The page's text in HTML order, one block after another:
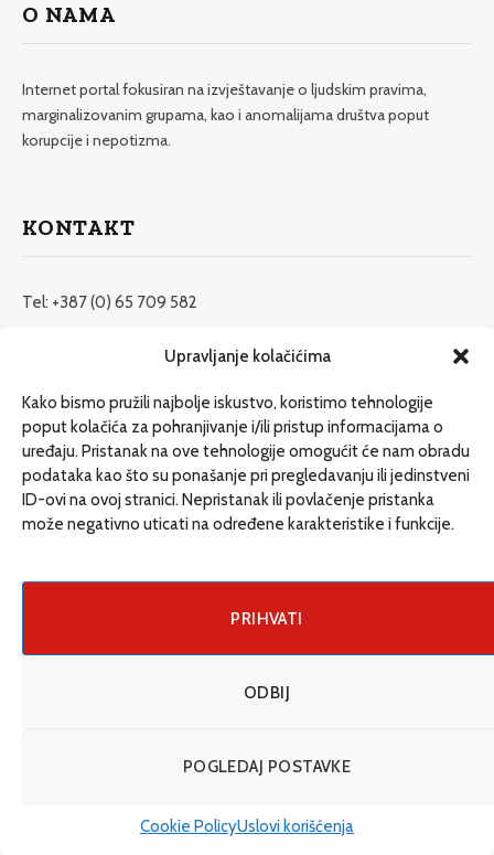
Upravljanje kolačićima
Kako bismo pružili najbolje iskustvo, koristimo tehnologije
poput kolačića za pohranjivanje i/ili pristup informacijama o
uređaju. Pristanak na ove tehnologije omogućit će nam obradu
podataka kao što su ponašanje pri pregledavanju ili jedinstveni
ID-ovi na ovoj stranici. Nepristanak ili povlačenje pristanka
može negativno uticati na određene karakteristike i funkcije.
PRIHVATI
ODBIJ
POGLEDAJ POSTAVKE
Cookie PolicyUslovi korišćenja
O NAMA
Internet portal fokusiran na izvještavanje o ljudskim pravima,
marginalizovanim grupama, kao i anomalijama društva poput
korupcije i nepotizma.
KONTAKT
Tel: +387 (0) 65 709 582
redakcija@etrafika.net
Dosije
Drugi pišu
Društvo
Cookie Policy (EU)